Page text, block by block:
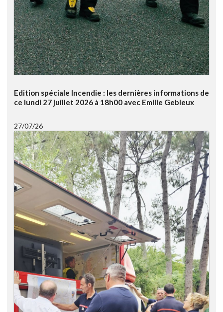
Edition spéciale Incendie : les dernières informations de
ce lundi 27 juillet 2026 à 18h00 avec Emilie Gebleux
27/07/26